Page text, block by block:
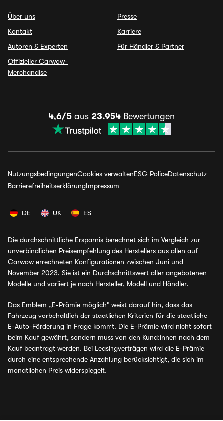
Über uns
Kontakt
Autoren & Experten
Offizieller Carwow-
Merchandise
Presse
Karriere
Für Händler & Partner
4,6/5 aus 23.954 Bewertungen
NutzungsbedingungenCookies verwaltenESG PoliceDatenschutz
BarrierefreiheitserklärungImpressum
DE UK ES
Die durchschnittliche Ersparnis berechnet sich im Vergleich zur
unverbindlichen Preisempfehlung des Herstellers aus allen auf
Carwow errechneten Konfigurationen zwischen Juni und
November 2023. Sie ist ein Durchschnittswert aller angebotenen
Modelle und variiert je nach Hersteller, Modell und Händler.
Das Emblem „E-Prämie möglich" weist darauf hin, dass das
Fahrzeug vorbehaltlich der staatlichen Kriterien für die staatliche
E-Auto-Förderung in Frage kommt. Die E-Prämie wird nicht sofort
beim Kauf gewährt, sondern muss von den Kund:innen nach dem
Kauf beantragt werden. Bei Leasingverträgen wird die E-Prämie
durch eine entsprechende Anzahlung berücksichtigt, die sich im
monatlichen Preis widerspiegelt.